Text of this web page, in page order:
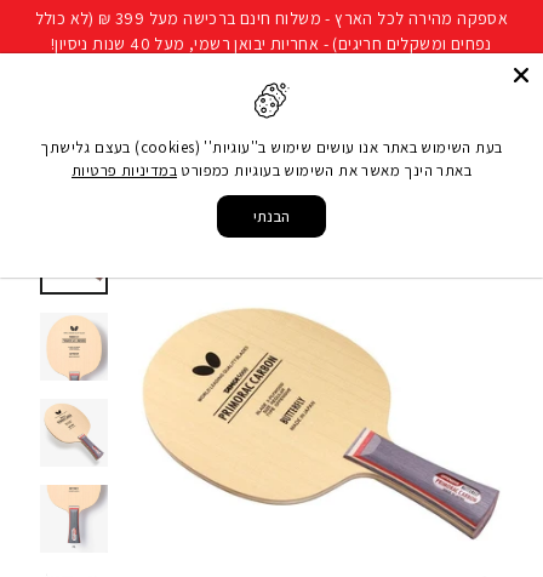
להמשך
אספקה מהירה לכל הארץ - משלוח חינם ברכישה מעל 399 ₪ (לא כולל
נפחים ומשקלים חריגים) - אחריות יבואן רשמי, מעל 40 שנות ניסיון!
עמוד הבית/ענפי ספורט /טניס שולחן/ עצים למחבטי טניס שולחן/עץ בטרפליי פרימורק
בעת השימוש באתר אנו עושים שימוש ב''עוגיות'' (cookies) בעצם גלישתך
באתר הינך מאשר את השימוש בעוגיות כמפורט במדיניות פרטיות
הבנתי